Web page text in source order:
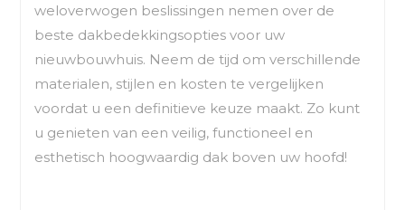
weloverwogen beslissingen nemen over de
beste dakbedekkingsopties voor uw
nieuwbouwhuis. Neem de tijd om verschillende
materialen, stijlen en kosten te vergelijken
voordat u een definitieve keuze maakt. Zo kunt
u genieten van een veilig, functioneel en
esthetisch hoogwaardig dak boven uw hoofd!